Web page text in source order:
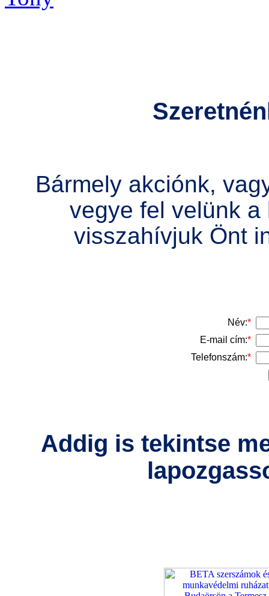
Bármely akciónk,
vegye fel velünk
visszahívjuk Önt
Név:*
E-mail cím:*
Telefonszám:*
Addig is tekintse